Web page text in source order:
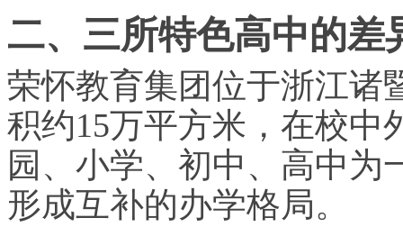
二、三所特色高中的差
荣怀教育集团位于浙江诸
积约15万平方米，在校中
园、小学、初中、高中为
形成互补的办学格局。